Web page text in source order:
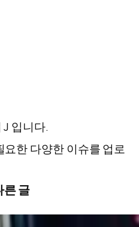
J 입니다.
한 다양한 이슈를 업로
른 글